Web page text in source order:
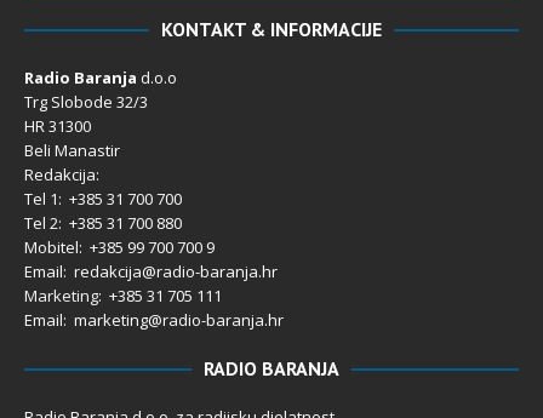
KONTAKT & INFORMACIJE
Radio Baranja d.o.o
Trg Slobode 32/3
HR 31300
Beli Manastir
Redakcija:
Tel 1: +385 31 700 700
Tel 2: +385 31 700 880
Mobitel: +385 99 700 700 9
Email: redakcija@radio-baranja.hr
Marketing: +385 31 705 111
Email: marketing@radio-baranja.hr
RADIO BARANJA